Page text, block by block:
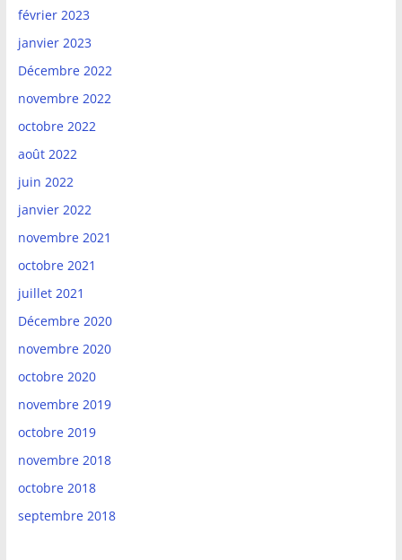
février 2023
janvier 2023
Décembre 2022
novembre 2022
octobre 2022
août 2022
juin 2022
janvier 2022
novembre 2021
octobre 2021
juillet 2021
Décembre 2020
novembre 2020
octobre 2020
novembre 2019
octobre 2019
novembre 2018
octobre 2018
septembre 2018